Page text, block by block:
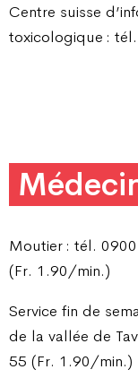
Centre suisse
toxicologique :
Moutier : tél.
(Fr. 1.90/min.)
Service fin de
de la vallée de
55 (Fr. 1.90/min.)